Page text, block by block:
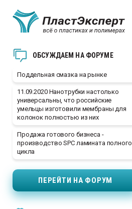
ОБСУЖДАЕМ НА ФОРУМЕ
Поддельная смазка на рынке
11.09.2020 Нанотрубки настолько
универсальны, что российские
умельцы изготовили мембраны для
колонок полностью из них
Продажа готового бизнеса -
производство SPC ламината полного
цикла
ПЕРЕЙТИ НА ФОРУМ